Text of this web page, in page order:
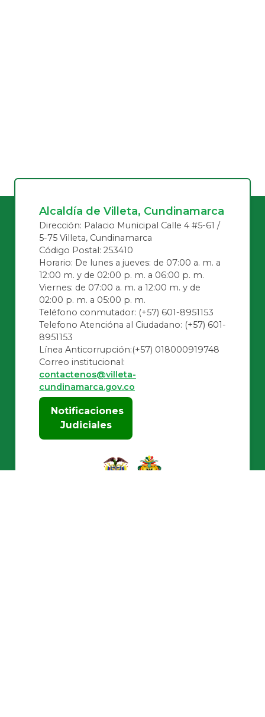
Alcaldía de Villeta, Cundinamarca
Dirección: Palacio Municipal Calle 4 #5-61 /
5-75 Villeta, Cundinamarca
Código Postal: 253410
Horario: De lunes a jueves: de 07:00 a. m. a
12:00 m. y de 02:00 p. m. a 06:00 p. m.
Viernes: de 07:00 a. m. a 12:00 m. y de
02:00 p. m. a 05:00 p. m.
Teléfono conmutador: (+57) 601-8951153
Telefono Atencióna al Ciudadano: (+57) 601-
8951153
Línea Anticorrupción:(+57) 018000919748
Correo institucional:
contactenos@villeta-
cundinamarca.gov.co
Notificaciones
Judiciales